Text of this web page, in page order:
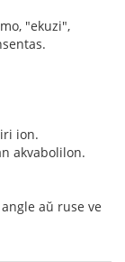
"ekuzi",
ion.
akvabolilon.
aŭ ruse ve